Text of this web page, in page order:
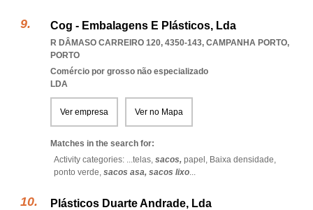
Cog - Embalagens E Plásticos, Lda
R DÂMASO CARREIRO 120, 4350-143, CAMPANHA PORTO,
PORTO
Comércio por grosso não especializado
LDA
Ver empresa Ver no Mapa
Matches in the search for:
Activity categories: ...telas, sacos, papel, Baixa densidade,
ponto verde, sacos asa, sacos lixo...
Plásticos Duarte Andrade, Lda